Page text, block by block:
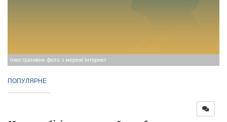
Ілюстративне фото з мережі Інтернет
ПОПУЛЯРНЕ